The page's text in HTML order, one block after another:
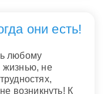
они есть!
любому
жизнью, не
возникнуть! К